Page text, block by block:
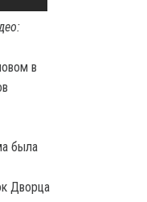
в
была
Дворца